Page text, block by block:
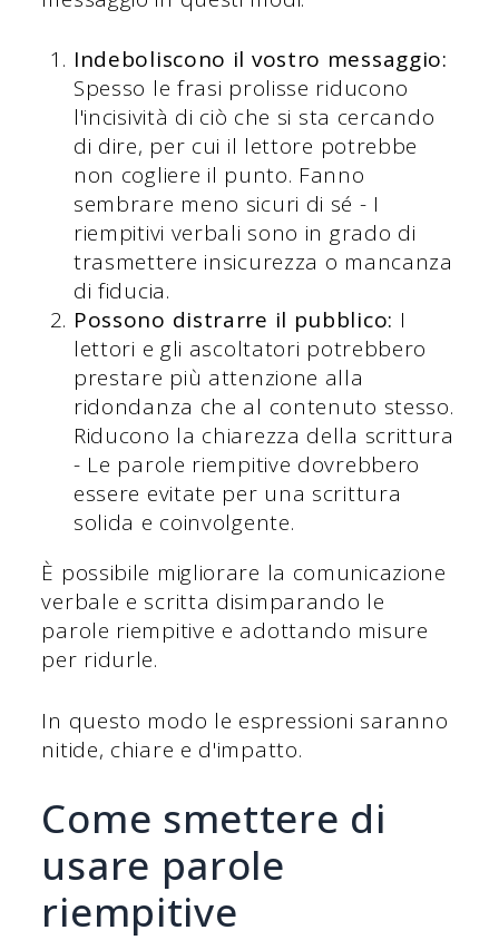
Indeboliscono il vostro messaggio:
Spesso le frasi prolisse riducono
l'incisività di ciò che si sta cercando
di dire, per cui il lettore potrebbe
non cogliere il punto. Fanno
sembrare meno sicuri di sé - I
riempitivi verbali sono in grado di
trasmettere insicurezza o mancanza
di fiducia.
Possono distrarre il pubblico: I
lettori e gli ascoltatori potrebbero
prestare più attenzione alla
ridondanza che al contenuto stesso.
Riducono la chiarezza della scrittura
- Le parole riempitive dovrebbero
essere evitate per una scrittura
solida e coinvolgente.
È possibile migliorare la comunicazione
verbale e scritta disimparando le
parole riempitive e adottando misure
per ridurle.
In questo modo le espressioni saranno
nitide, chiare e d'impatto.
Come smettere di
usare parole
riempitive